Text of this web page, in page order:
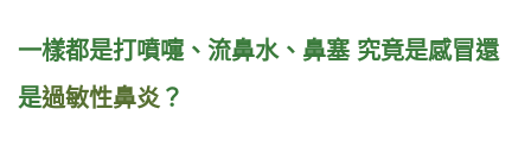
一樣都是打噴嚏、流鼻水、鼻塞 究竟是感冒還
是過敏性鼻炎 ？